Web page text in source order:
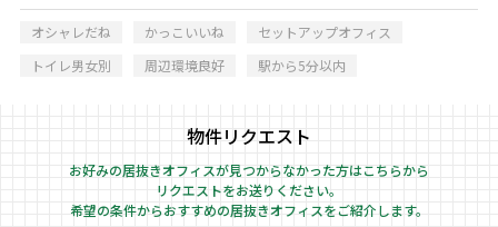
オシャレだね かっこいいね
セットアップオフィス
トイレ男女別
周辺環境良好 駅から5分以内
物件リクエスト
お好みの居抜きオフィスが見つからなかった方はこちらから
リクエストをお送りください。
希望の条件からおすすめの居抜きオフィスをご紹介します。